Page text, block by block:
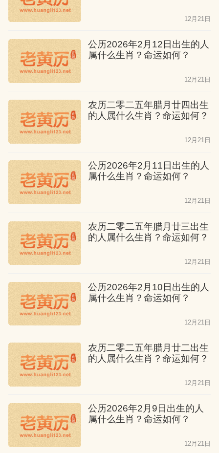
12月21日
公历2026年2月12日出生的人
属什么生肖？命运如何？
12月21日
农历二零二五年腊月廿四出生
的人属什么生肖？命运如何？
12月21日
公历2026年2月11日出生的人
属什么生肖？命运如何？
12月21日
农历二零二五年腊月廿三出生
的人属什么生肖？命运如何？
12月21日
公历2026年2月10日出生的人
属什么生肖？命运如何？
12月21日
农历二零二五年腊月廿二出生
的人属什么生肖？命运如何？
12月21日
公历2026年2月9日出生的人
属什么生肖？命运如何？
12月21日